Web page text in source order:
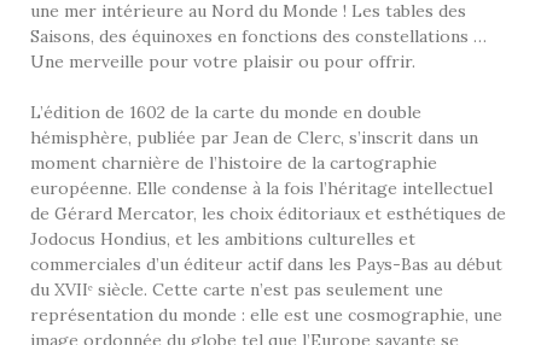
une mer intérieure au Nord du Monde ! Les tables des
Saisons, des équinoxes en fonctions des constellations …
Une merveille pour votre plaisir ou pour offrir.
L’édition de 1602 de la carte du monde en double
hémisphère, publiée par Jean de Clerc, s’inscrit dans un
moment charnière de l’histoire de la cartographie
européenne. Elle condense à la fois l’héritage intellectuel
de Gérard Mercator, les choix éditoriaux et esthétiques de
Jodocus Hondius, et les ambitions culturelles et
commerciales d’un éditeur actif dans les Pays-Bas au début
du XVIIᵉ siècle. Cette carte n’est pas seulement une
représentation du monde : elle est une cosmographie, une
image ordonnée du globe tel que l’Europe savante se